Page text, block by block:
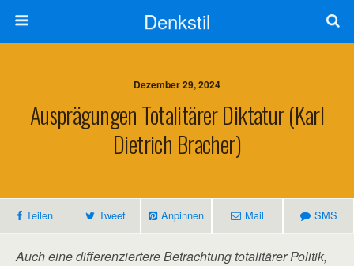
Denkstil
Dezember 29, 2024
Ausprägungen Totalitärer Diktatur (Karl
Dietrich Bracher)
Teilen Tweet Anpinnen Mail SMS
Auch eine differenziertere Betrachtung totalitärer Politik,